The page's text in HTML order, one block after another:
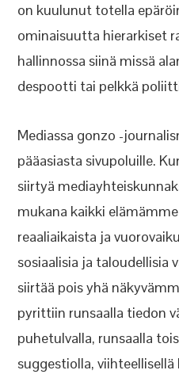
on kuulunut totella
ominaisuutta hierarkiset
hallinnossa siinä missä
despootti tai pelkkä
Mediassa gonzo -
pääasiasta sivupoluille.
siirtyä
mukana kaikki
reaaliaikaista ja
sosiaalisia ja
siirtää pois yhä
pyrittiin runsaalla tiedon
puhetulvalla, runsaalla
suggestiolla,